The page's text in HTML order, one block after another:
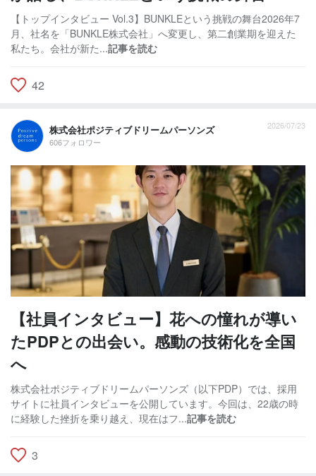
【トップインタビュー Vol.3】BUNKLEという挑戦の舞台2026年7
月、社名を「BUNKLE株式会社」へ変更し、第二創業期を迎えた
私たち。会社が新た...記事を読む
42
株式会社ポジティブドリームパーソンズ
606フォロワー
2026/07/23
【社員インタビュー】花への憧れが導い
たPDPとの出会い。感動の技術化を全国
へ
株式会社ポジティブドリームパーソンズ（以下PDP）では、採用
サイトに社員インタビューを公開しています。今回は、22歳の時
に経験した挫折を乗り越え、現在はフ...記事を読む
3